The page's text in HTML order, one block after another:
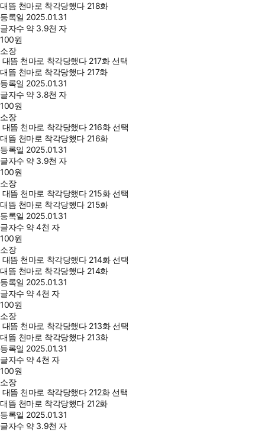
대뜸 천마로 착각당했다 218화
등록일 2025.01.31
글자수 약 3.9천 자
100원
소장
대뜸 천마로 착각당했다 217화 선택
대뜸 천마로 착각당했다 217화
등록일 2025.01.31
글자수 약 3.8천 자
100원
소장
대뜸 천마로 착각당했다 216화 선택
대뜸 천마로 착각당했다 216화
등록일 2025.01.31
글자수 약 3.9천 자
100원
소장
대뜸 천마로 착각당했다 215화 선택
대뜸 천마로 착각당했다 215화
등록일 2025.01.31
글자수 약 4천 자
100원
소장
대뜸 천마로 착각당했다 214화 선택
대뜸 천마로 착각당했다 214화
등록일 2025.01.31
글자수 약 4천 자
100원
소장
대뜸 천마로 착각당했다 213화 선택
대뜸 천마로 착각당했다 213화
등록일 2025.01.31
글자수 약 4천 자
100원
소장
대뜸 천마로 착각당했다 212화 선택
대뜸 천마로 착각당했다 212화
등록일 2025.01.31
글자수 약 3.9천 자